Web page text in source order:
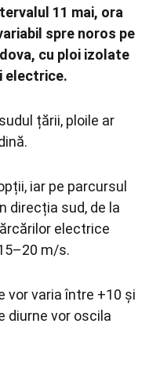
11 mai, ora
spre noros pe
cu ploi izolate
electrice.
țării, ploile ar
iar pe parcursul
direcția sud, de la
electrice
m/s.
vor varia între +10 și
diurne vor oscila